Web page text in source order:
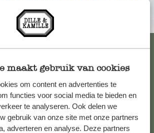
maakt gebruik van cookies
om content en advertenties te
functies voor social media te bieden en
te analyseren. Ook delen we
gebruik van onze site met onze partners
adverteren en analyse. Deze partners
in der Nähe
Hilfe
oder Tipps und Hilfe brauchen, wenden
Kundenservice. Oder lesen Sie hier